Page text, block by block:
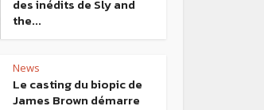
des inédits de Sly and
the...
News
Le casting du biopic de
James Brown démarre